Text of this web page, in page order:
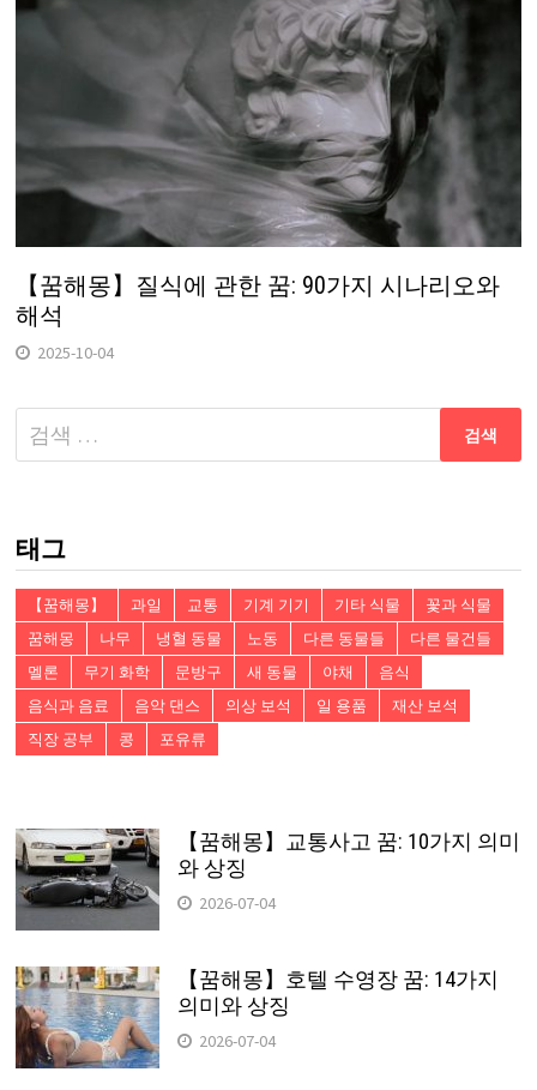
【꿈해몽】질식에 관한 꿈: 90가지 시나리오와
해석
2025-10-04
다
음
태그
【꿈해몽】 과일 교통 기계 기기 기타 식물
꽃과 식물
꿈해몽
나무 냉혈 동물 노동 다른 동물들
다른 물건들
멜론
무기 화학 문방구 새 동물 야채
음식
음식과 음료
음악 댄스 의상 보석 일 용품
재산 보석
직장 공부
콩 포유류
【꿈해몽】교통사고 꿈: 10가지 의미
와 상징
2026-07-04
【꿈해몽】호텔 수영장 꿈: 14가지
의미와 상징
2026-07-04